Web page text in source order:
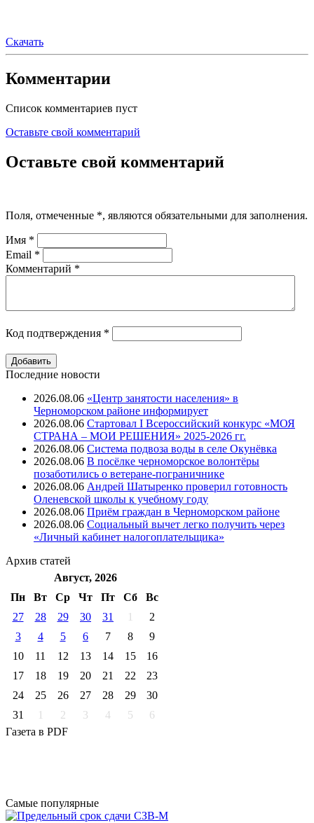
Скачать
Комментарии
Список комментариев пуст
Оставьте свой комментарий
Оставьте свой комментарий
Поля, отмеченные *, являются обязательными для заполнения.
Имя *
Email *
Комментарий *
Код подтверждения *
Последние новости
2026.08.06 «Центр занятости населения» в
Черноморском районе информирует
2026.08.06 Стартовал I Всероссийский конкурс «МОЯ
СТРАНА – МОИ РЕШЕНИЯ» 2025-2026 гг.
2026.08.06 Система подвоза воды в селе Окунёвка
2026.08.06 В посёлке черноморское волонтёры
позаботились о ветеране-пограничнике
2026.08.06 Андрей Шатыренко проверил готовность
Оленевской школы к учебному году
2026.08.06 Приём граждан в Черноморском районе
2026.08.06 Социальный вычет легко получить через
«Личный кабинет налогоплательщика»
Архив статей
Август, 2026
Пн
Вт Ср Чт Пт Cб
Вс
27
28 29 30 31 1
2
3
4 5 6 7 8
9
10
11 12 13 14 15
16
17
18 19 20 21 22
23
24
25 26 27 28 29
30
31
1 2 3 4 5
6
Газета в PDF
Самые популярные